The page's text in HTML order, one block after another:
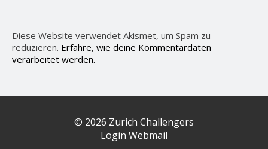
Diese Website verwendet Akismet, um Spam zu
reduzieren. Erfahre, wie deine Kommentardaten
verarbeitet werden.
© 2026 Zurich Challengers
Login Webmail